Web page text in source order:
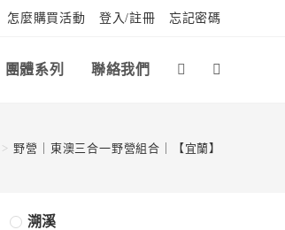
怎麼購買活動 登入/註冊 忘記密碼
團體系列 聯絡我們
> 野營｜東澳三合一野營組合｜【宜蘭】
溯溪